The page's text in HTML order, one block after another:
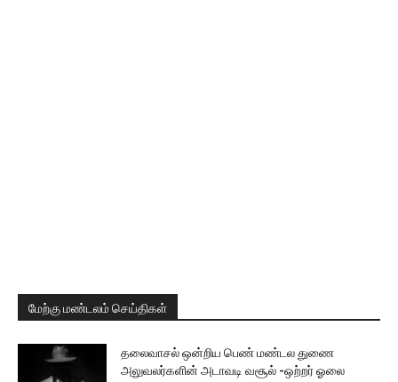
மேற்கு மண்டலம் செய்திகள்
தலைவாசல் ஒன்றிய பெண் மண்டல துணை
அலுவலர்களின் அடாவடி வசூல் -ஒற்றர் ஓலை